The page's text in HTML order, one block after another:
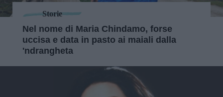
Storie
Nel nome di Maria Chindamo, forse
uccisa e data in pasto ai maiali dalla
'ndrangheta